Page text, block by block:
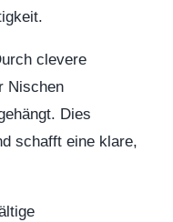
clevere
Nischen
Dies
schafft eine klare,